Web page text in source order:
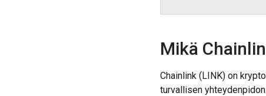
Mikä
Chainlink (LINK) on
turvallisen